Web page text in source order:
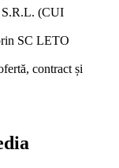
(CUI
SC LETO
contract și